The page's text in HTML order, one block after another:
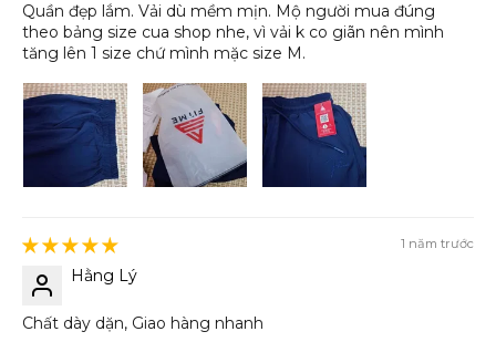
Quần đẹp lắm. Vải dù mềm mịn. Mộ người mua đúng
theo bảng size cua shop nhe, vì vải k co giãn nên mình
tăng lên 1 size chứ mình mặc size M.
1 năm trước
Hằng Lý
Chất dày dặn, Giao hàng nhanh